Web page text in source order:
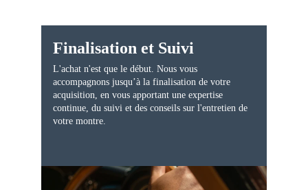
Finalisation et Suivi
L'achat n'est que le début. Nous vous
accompagnons jusqu’à la finalisation de votre
acquisition, en vous apportant une expertise
continue, du suivi et des conseils sur l'entretien de
votre montre.